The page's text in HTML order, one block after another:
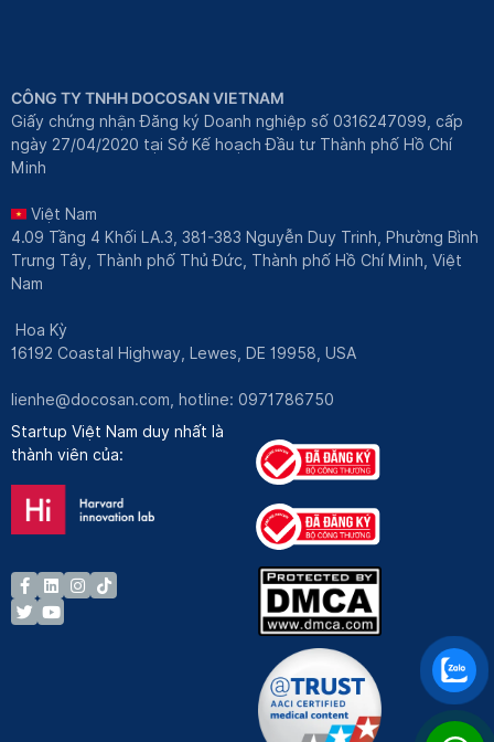
CÔNG TY TNHH DOCOSAN VIETNAM
Giấy chứng nhận Đăng ký Doanh nghiệp số 0316247099, cấp
ngày 27/04/2020 tại Sở Kế hoạch Đầu tư Thành phố Hồ Chí
Minh
Việt Nam
4.09 Tầng 4 Khối LA.3, 381-383 Nguyễn Duy Trinh, Phường Bình
Trưng Tây, Thành phố Thủ Đức, Thành phố Hồ Chí Minh, Việt
Nam
Hoa Kỳ
16192 Coastal Highway, Lewes, DE 19958, USA
lienhe@docosan.com , hotline: 0971786750
Startup Việt Nam duy nhất là
thành viên của: